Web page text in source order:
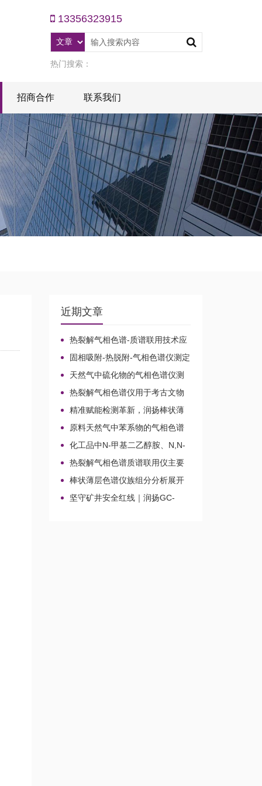
13356323915
热门搜索：
招商合作 联系我们
近期文章
热裂解气相色谱-质谱联用技术应
用于贝叶经木质纤维素的微生物降
解机理
固相吸附-热脱附-气相色谱仪测定
无组织排放空气中15种乙酸酯类化
合物的含量
天然气中硫化物的气相色谱仪测
定方法比较及分析方法新技术
热裂解气相色谱仪用于考古文物
鉴定和古建筑材料分析
精准赋能检测革新，润扬棒状薄
层色谱仪铸就国产分析新标杆
原料天然气中苯系物的气相色谱
仪分析路线
化工品中N-甲基二乙醇胺、N,N-
二甲基乙醇胺、N-乙基二乙醇胺和
三乙醇胺的气相色谱仪测定
热裂解气相色谱质谱联用仪主要
应用领域
棒状薄层色谱仪族组分分析展开
剂的选择
坚守矿井安全红线｜润扬GC-